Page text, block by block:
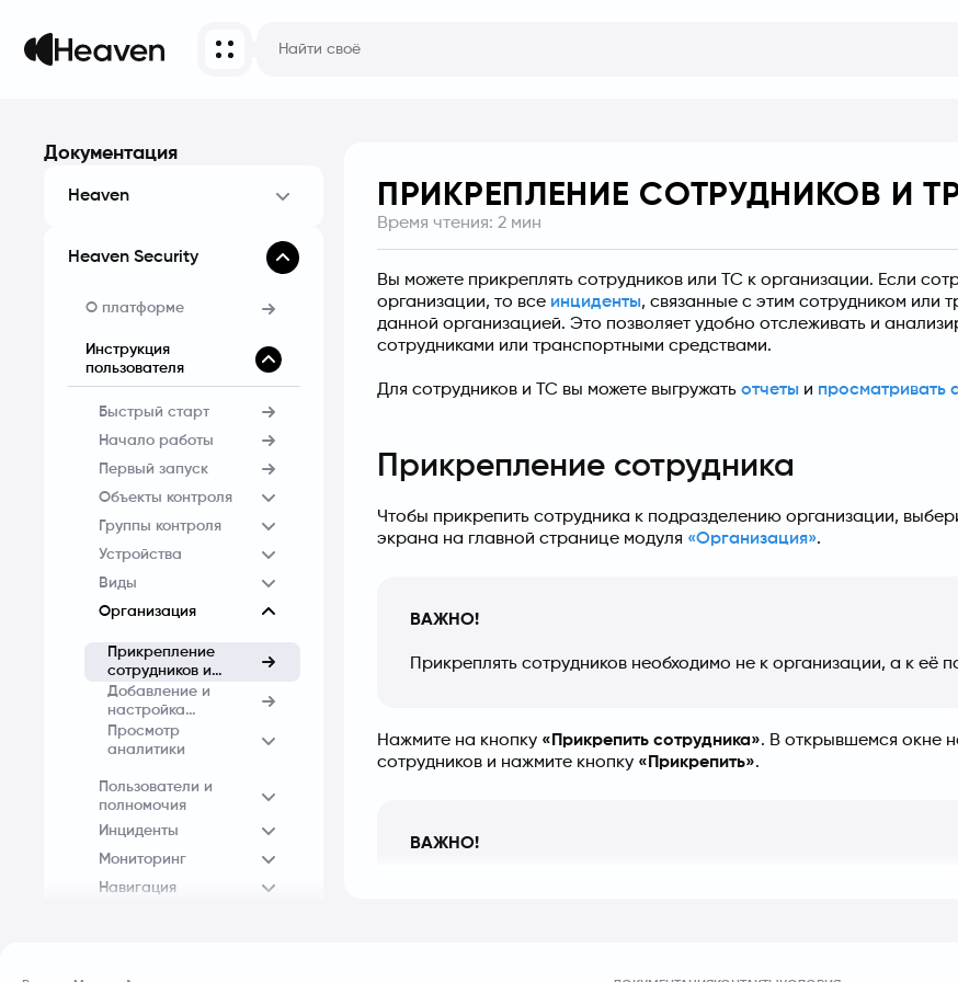
Документация
Heaven
Heaven Security
О платформе
Инструкция
пользователя
Быстрый старт
Начало работы
Первый запуск
Объекты контроля
Группы контроля
Устройства
Виды
Организация
Прикрепление
сотрудников и
транспорта
Добавление и
настройка
организаций
Просмотр
аналитики
Пользователи и
полномочия
Инциденты
Мониторинг
Навигация
дороги и
ПРИКРЕПЛЕНИЕ СОТРУДНИКОВ И
Время чтения: 2 мин
Вы можете прикреплять сотрудников или ТС к организации. Если
организации, то все инциденты, связанные с этим сотрудником или
данной организацией. Это позволяет удобно отслеживать и
сотрудниками или транспортными средствами.
Для сотрудников и ТС вы можете выгружать отчеты и просматривать
Прикрепление сотрудника
Чтобы прикрепить сотрудника к подразделению организации,
экрана на главной странице модуля «Организация».
ВАЖНО!
Прикреплять сотрудников необходимо не к организации, а к её
Нажмите на кнопку «Прикрепить сотрудника». В открывшемся окне
сотрудников и нажмите кнопку «Прикрепить».
ВАЖНО!